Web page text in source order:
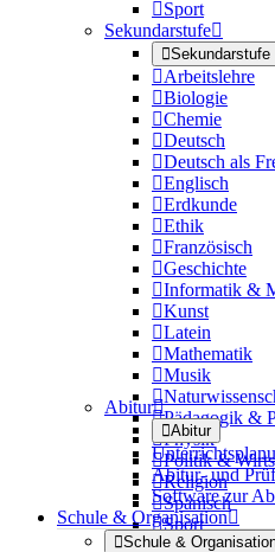
Sport
Sekundarstufe
Sekundarstufe
Arbeitslehre
Biologie
Chemie
Deutsch
Deutsch als
Englisch
Erdkunde
Ethik
Französisch
Geschichte
Informatik &
Kunst
Latein
Mathematik
Musik

Pädagogik &
Physik
Politik &
Religion
Spanisch
Sport
Abitur
Abitur
Abitur- und
Software zur
Schule & Organisation
Schule &